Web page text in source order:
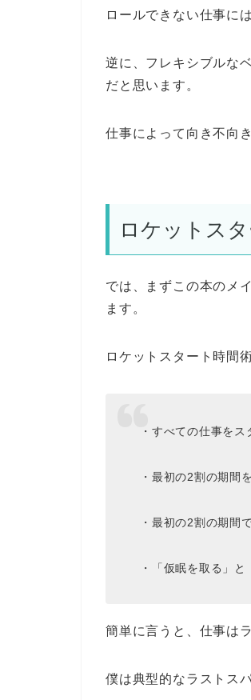
ロールできない仕事に
逆に、フレキシブルな
だと思います。
仕事によって向き不向
ロケットス
では、まずこの本のメ
ます。
ロケットスタート時間
・すべての仕事を
・最初の2割の期間
・最初の2割の期間
・「仮眠を取る」
簡単に言うと、仕事は
僕は典型的なラストス